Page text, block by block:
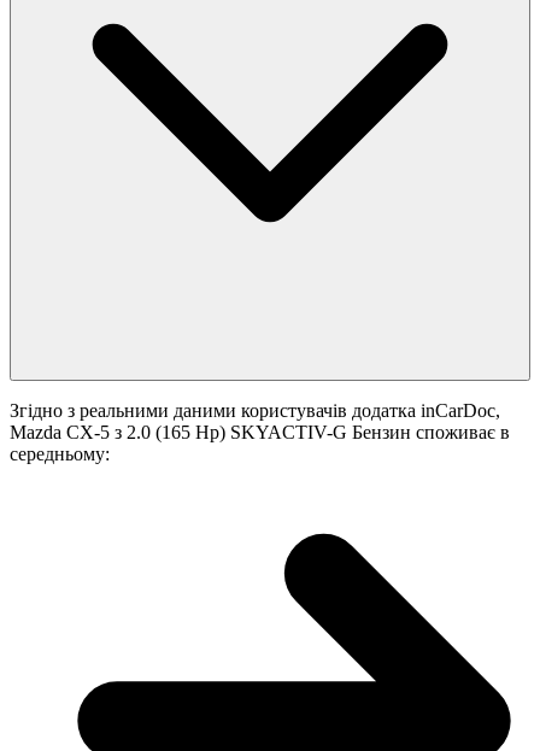
Згідно з реальними даними користувачів додатка inCarDoc,
Mazda CX-5 з 2.0 (165 Hp) SKYACTIV-G Бензин споживає в
середньому: